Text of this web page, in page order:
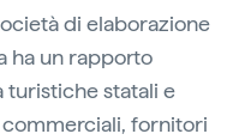
di elaborazione
ha un rapporto
statali e
fornitori